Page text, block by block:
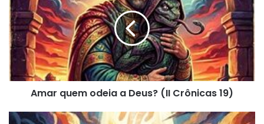
odeia
a
Deus?
(II
Crônicas
19)
Amar quem odeia a Deus? (II Crônicas 19)
Correu